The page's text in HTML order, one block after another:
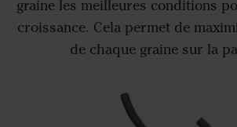
graine les meilleures conditions
croissance. Cela permet de
de chaque graine sur la